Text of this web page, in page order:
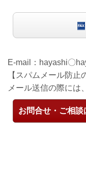
E-mail： hayashi〇
【スパムメール防止
メール送信の際には
お問合せ・ご相談